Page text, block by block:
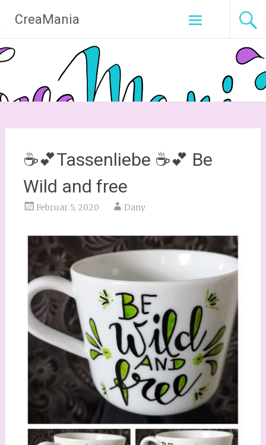
CreaMania
Zum
Inhalt
springen
☕💕Tassenliebe ☕💕 Be
Wild and free
Februar 5, 2020 Dany